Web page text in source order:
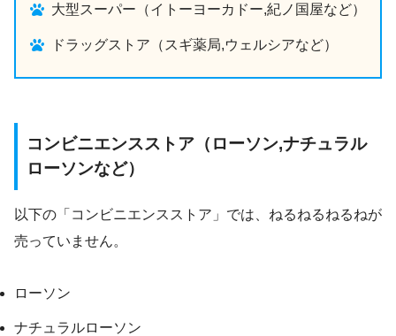
大型スーパー（イトーヨーカドー,紀ノ国屋など）
ドラッグストア（スギ薬局,ウェルシアなど）
コンビニエンスストア（ローソン,ナチュラル
ローソンなど）
以下の「コンビニエンスストア」では、ねるねるねるねが
売っていません。
ローソン
ナチュラルローソン